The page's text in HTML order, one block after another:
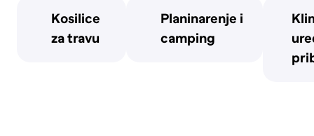
Kosilice
za travu
Planinarenje i
camping